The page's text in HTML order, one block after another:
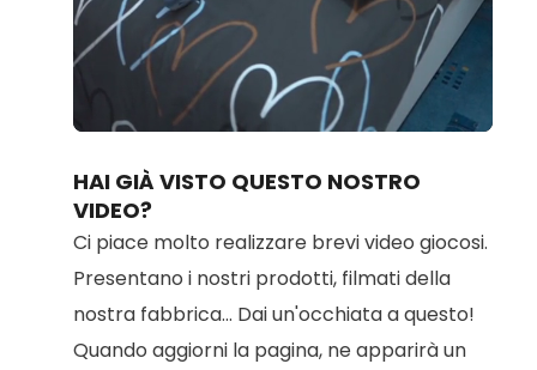
Unmute Loaded
HAI GIÀ VISTO QUESTO NOSTRO
VIDEO?
Ci piace molto realizzare brevi video giocosi.
Presentano i nostri prodotti, filmati della
nostra fabbrica... Dai un'occhiata a questo!
Quando aggiorni la pagina, ne apparirà un